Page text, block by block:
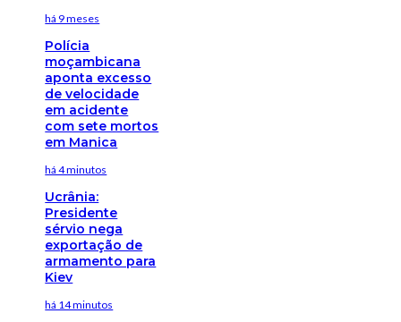
há 9 meses
Polícia
moçambicana
aponta excesso
de velocidade
em acidente
com sete mortos
em Manica
há 4 minutos
Ucrânia:
Presidente
sérvio nega
exportação de
armamento para
Kiev
há 14 minutos